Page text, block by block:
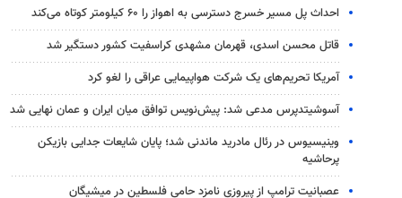
احداث پل مسیر خسرج دسترسی به اهواز را ۶۰ کیلومتر کوتاه می‌کند
قاتل محسن اسدی، قهرمان مشهدی کراسفیت کشور دستگیر شد
آمریکا تحریم‌های یک شرکت هواپیمایی عراقی را لغو کرد
آسوشیتدپرس مدعی شد: پیش‌نویس توافق میان ایران و عمان نهایی شد
وینیسیوس در رئال مادرید ماندنی شد؛ پایان شایعات جدایی بازیکن
پرحاشیه
عصبانیت ترامپ از پیروزی نامزد حامی فلسطین در میشیگان